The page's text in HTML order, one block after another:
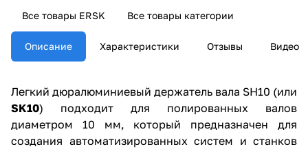
Все товары ERSK Все товары категории
Описание Характеристики Отзывы Видео
Легкий дюралюминиевый держатель вала SH10 (или
SK10) подходит для полированных валов
диаметром 10 мм, который предназначен для
создания автоматизированных систем и станков